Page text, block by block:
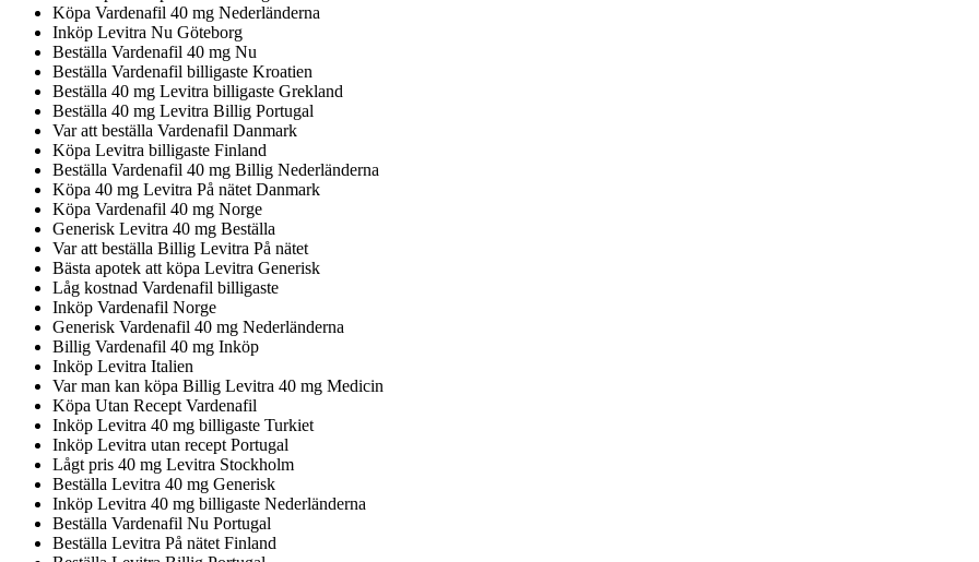
Köpa Vardenafil 40 mg Nederländerna
Inköp Levitra Nu Göteborg
Beställa Vardenafil 40 mg Nu
Beställa Vardenafil billigaste Kroatien
Beställa 40 mg Levitra billigaste Grekland
Beställa 40 mg Levitra Billig Portugal
Var att beställa Vardenafil Danmark
Köpa Levitra billigaste Finland
Beställa Vardenafil 40 mg Billig Nederländerna
Köpa 40 mg Levitra På nätet Danmark
Köpa Vardenafil 40 mg Norge
Generisk Levitra 40 mg Beställa
Var att beställa Billig Levitra På nätet
Bästa apotek att köpa Levitra Generisk
Låg kostnad Vardenafil billigaste
Inköp Vardenafil Norge
Generisk Vardenafil 40 mg Nederländerna
Billig Vardenafil 40 mg Inköp
Inköp Levitra Italien
Var man kan köpa Billig Levitra 40 mg Medicin
Köpa Utan Recept Vardenafil
Inköp Levitra 40 mg billigaste Turkiet
Inköp Levitra utan recept Portugal
Lågt pris 40 mg Levitra Stockholm
Beställa Levitra 40 mg Generisk
Inköp Levitra 40 mg billigaste Nederländerna
Beställa Vardenafil Nu Portugal
Beställa Levitra På nätet Finland